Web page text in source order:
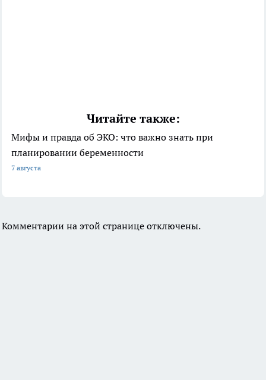
Читайте также:
Мифы и правда об ЭКО: что важно знать при
планировании беременности
7 августа
Комментарии на этой странице отключены.